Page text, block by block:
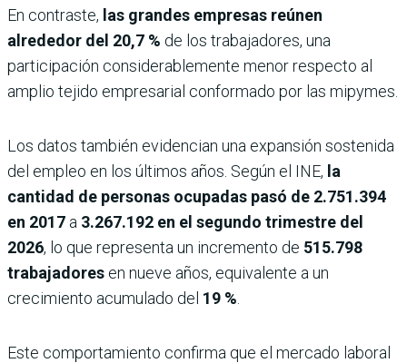
En contraste, las grandes empresas reúnen
alrededor del 20,7 % de los trabajadores, una
participación considerablemente menor respecto al
amplio tejido empresarial conformado por las mipymes.
Los datos también evidencian una expansión sostenida
del empleo en los últimos años. Según el INE, la
cantidad de personas ocupadas pasó de 2.751.394
en 2017 a 3.267.192 en el segundo trimestre del
2026, lo que representa un incremento de 515.798
trabajadores en nueve años, equivalente a un
crecimiento acumulado del 19 %
Este comportamiento confirma que el mercado laboral